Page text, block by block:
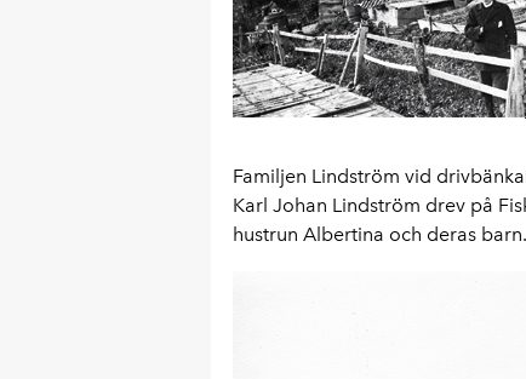
Familjen Lindström vid
Karl Johan Lindström drev på
hustrun Albertina och deras